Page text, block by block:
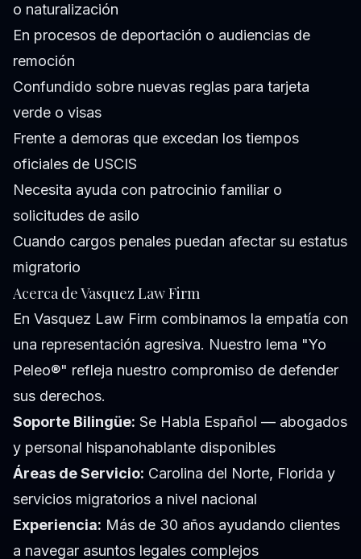
o naturalización
En procesos de deportación o audiencias de
remoción
Confundido sobre nuevas reglas para tarjeta
verde o visas
Frente a demoras que excedan los tiempos
oficiales de USCIS
Necesita ayuda con patrocinio familiar o
solicitudes de asilo
Cuando cargos penales puedan afectar su estatus
migratorio
Acerca de Vasquez Law Firm
En Vasquez Law Firm combinamos la empatía con
una representación agresiva. Nuestro lema "Yo
Peleo®" refleja nuestro compromiso de defender
sus derechos.
Soporte Bilingüe: Se Habla Español — abogados
y personal hispanohablante disponibles
Áreas de Servicio: Carolina del Norte, Florida y
servicios migratorios a nivel nacional
Experiencia: Más de 30 años ayudando clientes
a navegar asuntos legales complejos